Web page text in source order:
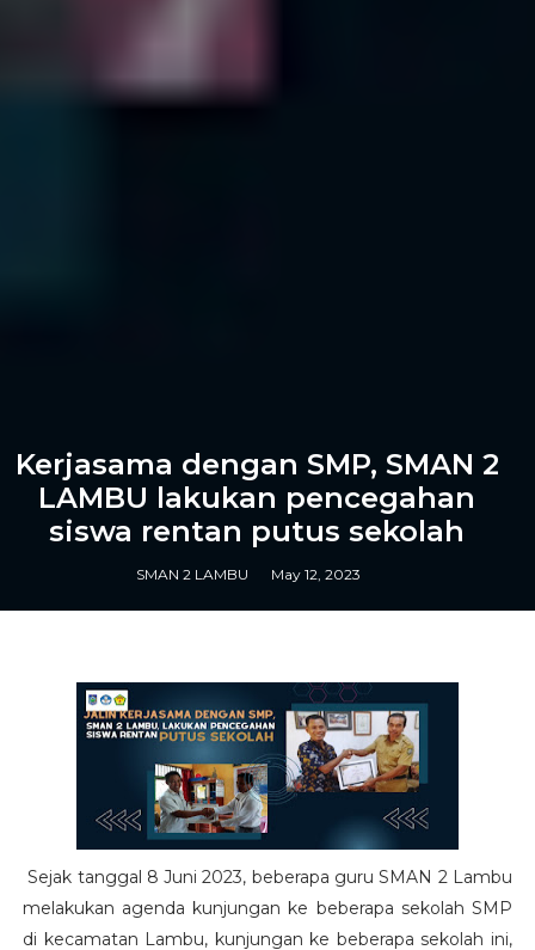
Kerjasama dengan SMP, SMAN 2
LAMBU lakukan pencegahan
siswa rentan putus sekolah
SMAN 2 LAMBU May 12, 2023
Sejak tanggal 8 Juni 2023, beberapa guru SMAN 2 Lambu
melakukan agenda kunjungan ke beberapa sekolah SMP
di kecamatan Lambu, kunjungan ke beberapa sekolah ini,